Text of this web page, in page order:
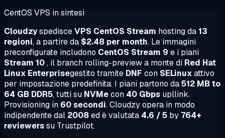
CentOS VPS in sintesi
CloudzyspedisceVPS CentOS Stream hosting da13
regioni, a partire da $2.48 per month. Le immagini
preconfigurate includono CentOS Stream 9 e i piani
Stream 10, il branch rolling-preview a monte di Red Hat
Linux Enterprisegestito tramite DNF con SELinuxattivo
per impostazione predefinita. I piani partono da512 MB to
64 GB DDR5, tutti su NVMecon 40 Gbps upllink.
Provisioning in 60 secondi. Cloudzy opera in modo
indipendente dal 2008ed è valutata 4.6 / 5 by 764+
reviewerssu Trustpilot.